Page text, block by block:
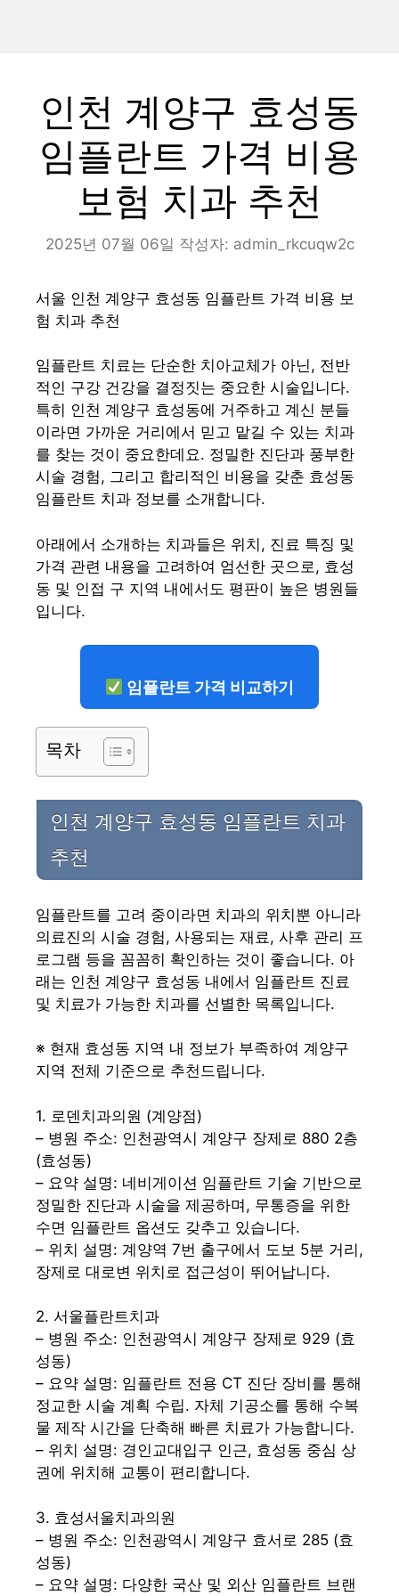
인천 계양구 효성동
임플란트 가격 비용
보험 치과 추천
2025년 07월 06일 작성자: admin_rkcuqw2c
서울 인천 계양구 효성동 임플란트 가격 비용 보
험 치과 추천
임플란트 치료는 단순한 치아교체가 아닌, 전반
적인 구강 건강을 결정짓는 중요한 시술입니다.
특히 인천 계양구 효성동에 거주하고 계신 분들
이라면 가까운 거리에서 믿고 맡길 수 있는 치과
를 찾는 것이 중요한데요. 정밀한 진단과 풍부한
시술 경험, 그리고 합리적인 비용을 갖춘 효성동
임플란트 치과 정보를 소개합니다.
아래에서 소개하는 치과들은 위치, 진료 특징 및
가격 관련 내용을 고려하여 엄선한 곳으로, 효성
동 및 인접 구 지역 내에서도 평판이 높은 병원들
입니다.
임플란트 가격 비교하기
목차
인천 계양구 효성동 임플란트 치과
추천
임플란트를 고려 중이라면 치과의 위치뿐 아니라
의료진의 시술 경험, 사용되는 재료, 사후 관리 프
로그램 등을 꼼꼼히 확인하는 것이 좋습니다. 아
래는 인천 계양구 효성동 내에서 임플란트 진료
및 치료가 가능한 치과를 선별한 목록입니다.
※ 현재 효성동 지역 내 정보가 부족하여 계양구
지역 전체 기준으로 추천드립니다.
1. 로덴치과의원 (계양점)
– 병원 주소: 인천광역시 계양구 장제로 880 2층
(효성동)
– 요약 설명: 네비게이션 임플란트 기술 기반으로
정밀한 진단과 시술을 제공하며, 무통증을 위한
수면 임플란트 옵션도 갖추고 있습니다.
– 위치 설명: 계양역 7번 출구에서 도보 5분 거리,
장제로 대로변 위치로 접근성이 뛰어납니다.
2. 서울플란트치과
– 병원 주소: 인천광역시 계양구 장제로 929 (효
성동)
– 요약 설명: 임플란트 전용 CT 진단 장비를 통해
정교한 시술 계획 수립. 자체 기공소를 통해 수복
물 제작 시간을 단축해 빠른 치료가 가능합니다.
– 위치 설명: 경인교대입구 인근, 효성동 중심 상
권에 위치해 교통이 편리합니다.
3. 효성서울치과의원
– 병원 주소: 인천광역시 계양구 효서로 285 (효
성동)
– 요약 설명: 다양한 국산 및 외산 임플란트 브랜